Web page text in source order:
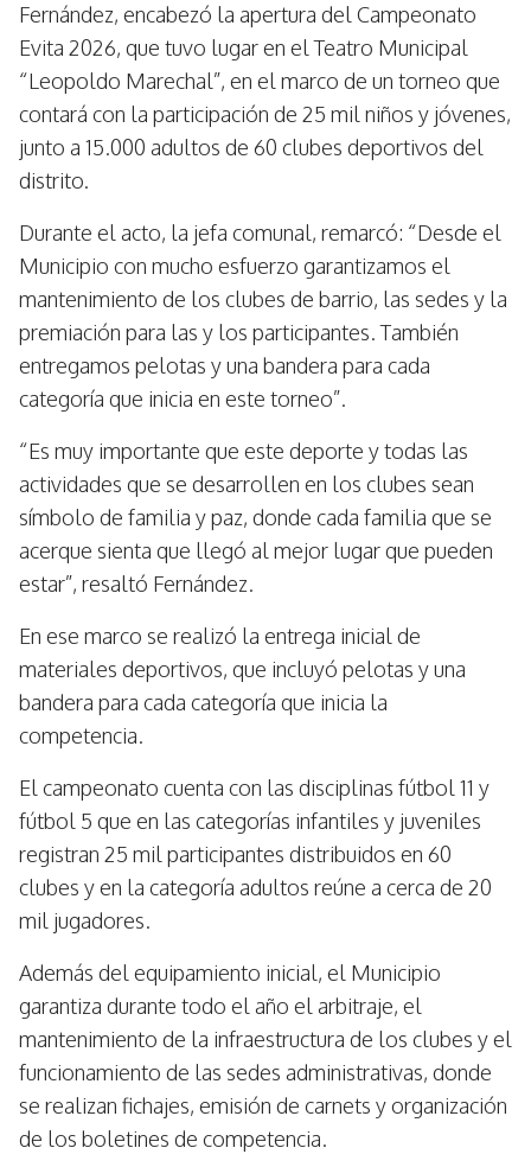
Fernández, encabezó la apertura del Campeonato
Evita 2026, que tuvo lugar en el Teatro Municipal
“Leopoldo Marechal”, en el marco de un torneo que
contará con la participación de 25 mil niños y jóvenes,
junto a 15.000 adultos de 60 clubes deportivos del
distrito.
Durante el acto, la jefa comunal, remarcó: “Desde el
Municipio con mucho esfuerzo garantizamos el
mantenimiento de los clubes de barrio, las sedes y la
premiación para las y los participantes. También
entregamos pelotas y una bandera para cada
categoría que inicia en este torneo”.
“Es muy importante que este deporte y todas las
actividades que se desarrollen en los clubes sean
símbolo de familia y paz, donde cada familia que se
acerque sienta que llegó al mejor lugar que pueden
estar”, resaltó Fernández.
En ese marco se realizó la entrega inicial de
materiales deportivos, que incluyó pelotas y una
bandera para cada categoría que inicia la
competencia.
El campeonato cuenta con las disciplinas fútbol 11 y
fútbol 5 que en las categorías infantiles y juveniles
registran 25 mil participantes distribuidos en 60
clubes y en la categoría adultos reúne a cerca de 20
mil jugadores.
Además del equipamiento inicial, el Municipio
garantiza durante todo el año el arbitraje, el
mantenimiento de la infraestructura de los clubes y el
funcionamiento de las sedes administrativas, donde
se realizan fichajes, emisión de carnets y organización
de los boletines de competencia.